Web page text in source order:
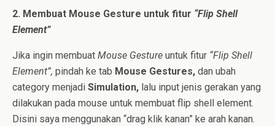
2. Membuat Mouse Gesture untuk fitur “Flip Shell
Element”
Jika ingin membuat Mouse Gesture untuk fitur “Flip Shell
Element”, pindah ke tab Mouse Gestures, dan ubah
category menjadi Simulation, lalu input jenis gerakan yang
dilakukan pada mouse untuk membuat flip shell element.
Disini saya menggunakan “drag klik kanan” ke arah kanan.